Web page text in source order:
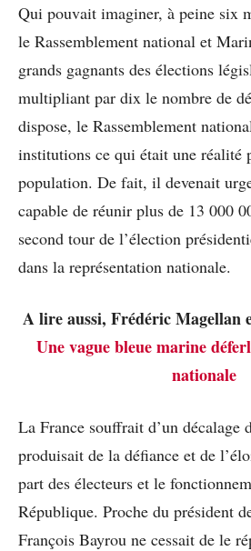
Qui pouvait imaginer, à peine six
le Rassemblement national et
grands gagnants des élections
multipliant par dix le nombre de
dispose, le Rassemblement
institutions ce qui était une réalité
population. De fait, il devenait
capable de réunir plus de 13 000
second tour de l’élection
dans la représentation nationale.
A lire aussi, Frédéric Magellan
Une vague bleue marine
nationale
La France souffrait d’un décalage
produisait de la défiance et de
part des électeurs et le
République. Proche du président
François Bayrou ne cessait de le